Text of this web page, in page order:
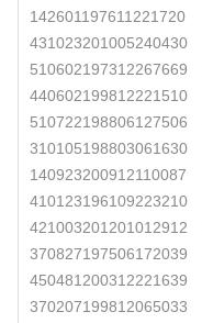
142601197611221720
431023201005240430
510602197312267669
440602199812221510
510722198806127506
310105198803061630
140923200912110087
410123196109223210
421003201201012912
370827197506172039
450481200312221639
370207199812065033